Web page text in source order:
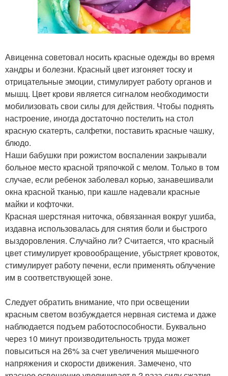
Авиценна советовал носить красные одежды во время
хандры и болезни. Красный цвет изгоняет тоску и
отрицательные эмоции, стимулирует работу органов и
мышц. Цвет крови является сигналом необходимости
мобилизовать свои силы для действия. Чтобы поднять
настроение, иногда достаточно постелить на стол
красную скатерть, салфетки, поставить красные чашку,
блюдо.
Наши бабушки при рожистом воспалении закрывали
больное место красной тряпочкой с мелом. Только в том
случае, если ребенок заболевал корью, занавешивали
окна красной тканью, при кашле надевали красные
майки и кофточки.
Красная шерстяная ниточка, обвязанная вокруг ушиба,
издавна использовалась для снятия боли и быстрого
выздоровления. Случайно ли? Считается, что красный
цвет стимулирует кровообращение, убыстряет кровоток,
стимулирует работу печени, если применять облучение
им в соответствующей зоне.
Следует обратить внимание, что при освещении
красным светом возбуждается нервная система и даже
наблюдается подъем работоспособности. Буквально
через 10 минут производительность труда может
повыситься на 26% за счет увеличения мышечного
напряжения и скорости движения. Замечено, что